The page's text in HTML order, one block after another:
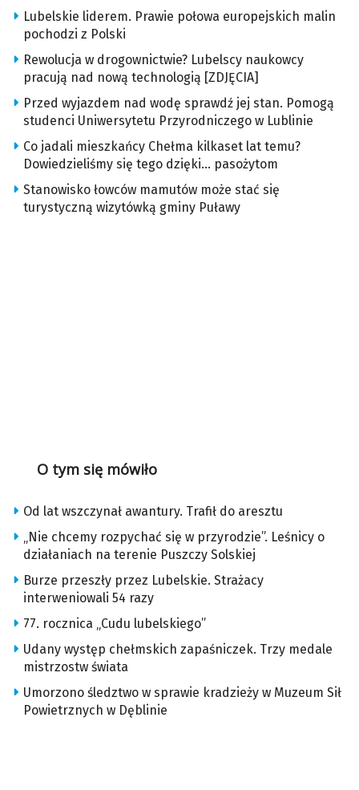
Lubelskie liderem. Prawie połowa europejskich malin
pochodzi z Polski
Rewolucja w drogownictwie? Lubelscy naukowcy
pracują nad nową technologią [ZDJĘCIA]
Przed wyjazdem nad wodę sprawdź jej stan. Pomogą
studenci Uniwersytetu Przyrodniczego w Lublinie
Co jadali mieszkańcy Chełma kilkaset lat temu?
Dowiedzieliśmy się tego dzięki… pasożytom
Stanowisko łowców mamutów może stać się
turystyczną wizytówką gminy Puławy
O tym się mówiło
Od lat wszczynał awantury. Trafił do aresztu
„Nie chcemy rozpychać się w przyrodzie”. Leśnicy o
działaniach na terenie Puszczy Solskiej
Burze przeszły przez Lubelskie. Strażacy
interweniowali 54 razy
77. rocznica „Cudu lubelskiego”
Udany występ chełmskich zapaśniczek. Trzy medale
mistrzostw świata
Umorzono śledztwo w sprawie kradzieży w Muzeum Sił
Powietrznych w Dęblinie